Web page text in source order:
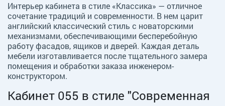
Интерьер кабинета в стиле «Классика» — отличное
сочетание традиций и современности. В нем царит
английский классический стиль с новаторскими
механизмами, обеспечивающими бесперебойную
работу фасадов, ящиков и дверей. Каждая деталь
мебели изготавливается после тщательного замера
помещения и обработки заказа инженером-
конструктором.
Кабинет 055 в стиле "Современная